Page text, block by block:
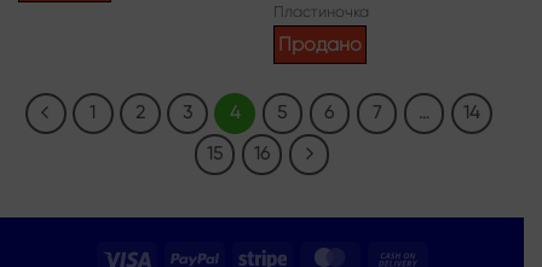
Пластиночка
Продано
1 2 3 4 5 6 7 …
14
15
16
Visa PayPal Stripe MasterCard